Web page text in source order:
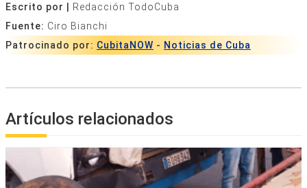
Escrito por |
Redacción TodoCuba
Fuente: Ciro Bianchi
Patrocinado por: CubitaNOW - Noticias de Cuba
Artículos relacionados